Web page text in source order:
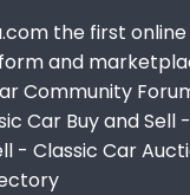
the first
and
Community
Car Buy and Sell
- Classic Car